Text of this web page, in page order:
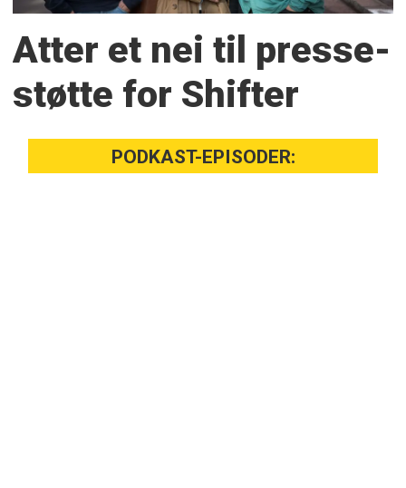
Atter et nei til presse­
støtte for Shifter
PODKAST-EPISODER: